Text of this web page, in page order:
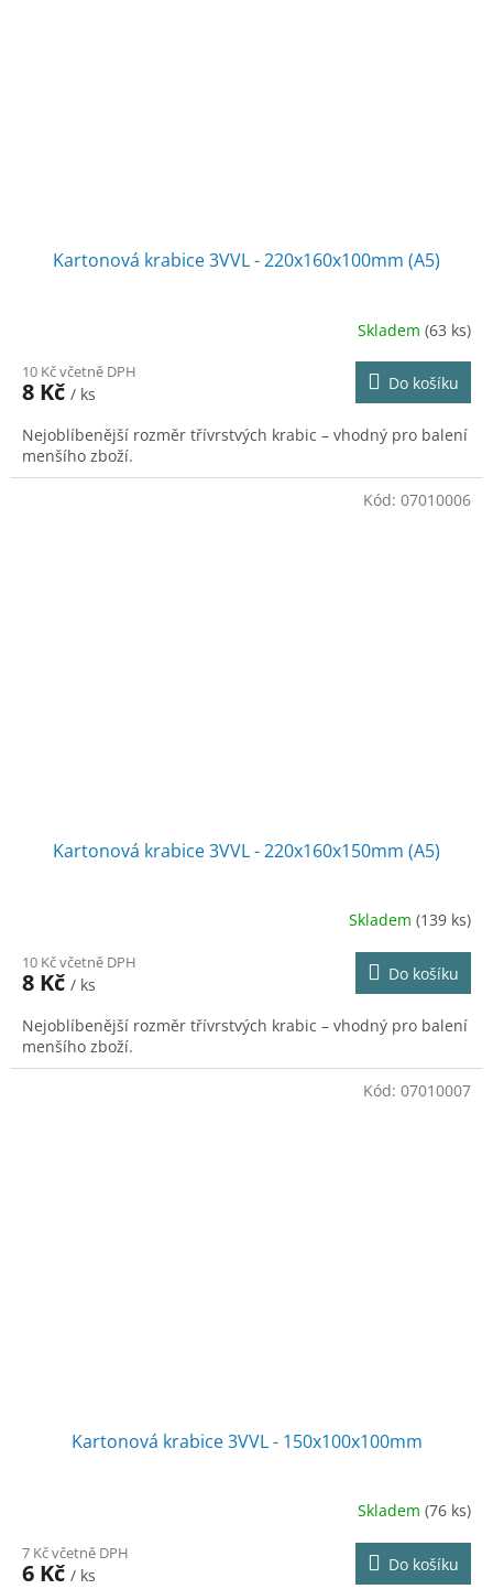
Kartonová krabice 3VVL - 220x160x100mm (A5)
Skladem (63 ks)
10 Kč včetně DPH
8 Kč / ks
Do košíku
Nejoblíbenější rozměr třívrstvých krabic – vhodný pro balení
menšího zboží.
Kartonová krabice 3VVL - 220x160x150mm (A5)
Skladem (139 ks)
10 Kč včetně DPH
8 Kč / ks
Do košíku
Nejoblíbenější rozměr třívrstvých krabic – vhodný pro balení
menšího zboží.
Kód: 07010006
Kartonová krabice 3VVL - 150x100x100mm
Skladem (76 ks)
7 Kč včetně DPH
6 Kč / ks
Do košíku
Kód: 07010007